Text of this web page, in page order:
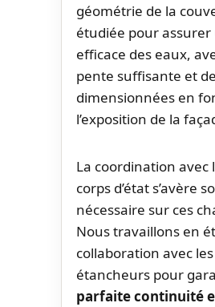
géométrie de la
étudiée pour
efficace des eaux,
pente suffisante et
dimensionnées en
l’exposition de la
La coordination avec
corps d’état s’avère
nécessaire sur ces
Nous travaillons en
collaboration avec les
étancheurs pour
parfaite continuité